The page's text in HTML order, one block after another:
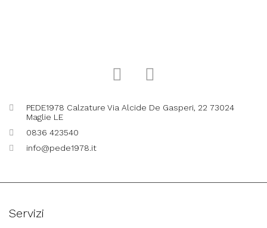
PEDE1978 Calzature Via Alcide De Gasperi, 22 73024
Maglie LE
0836 423540
info@pede1978.it
Servizi